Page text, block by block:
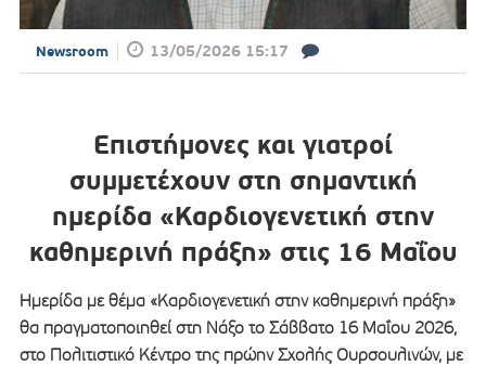
Newsroom 13/05/2026 15:17
Επιστήμονες και γιατροί
συμμετέχουν στη σημαντική
ημερίδα «Καρδιογενετική στην
καθημερινή πράξη» στις 16 Μαΐου
Ημερίδα με θέμα «Καρδιογενετική στην καθημερινή πράξη»
θα πραγματοποιηθεί στη Νάξο το Σάββατο 16 Μαΐου 2026,
στο Πολιτιστικό Κέντρο της πρώην Σχολής Ουρσουλινών, με